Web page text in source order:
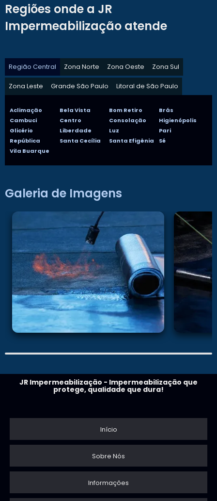
Regiões onde a JR
Impermeabilização atende
Região Central Zona Norte Zona Oeste Zona Sul
Zona Leste Grande São Paulo Litoral de São Paulo
Aclimação Bela Vista Bom Retiro
Brás
Cambuci
Centro Consolação
Higienópolis
Glicério
Liberdade Luz
Pari
República
Santa Cecília Santa Efigênia
Sé
Vila Buarque
Galeria de Imagens
JR Impermeabilização - Impermeabilização que
protege, qualidade que dura!
Início
Sobre Nós
Informações